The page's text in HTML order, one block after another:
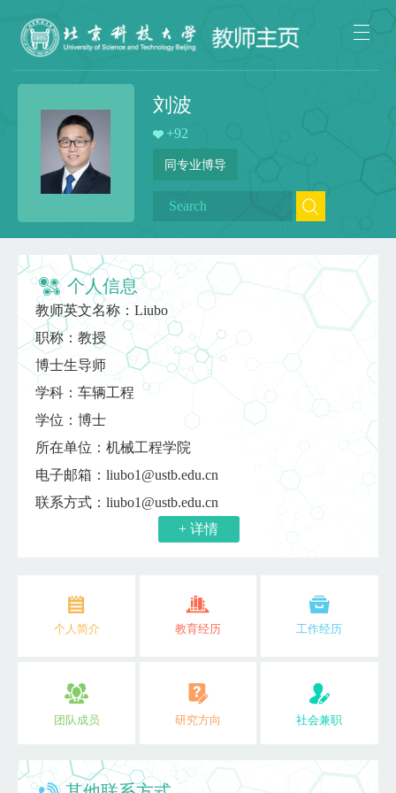
刘波
+92
同专业博导
个人信息
教师英文名称：Liubo
职称：教授
博士生导师
学科：车辆工程
学位：博士
所在单位：机械工程学院
电子邮箱： liubo1@ustb.edu.cn
联系方式：liubo1@ustb.edu.cn
+ 详情
个人简介 教育经历 工作经历
团队成员 研究方向 社会兼职